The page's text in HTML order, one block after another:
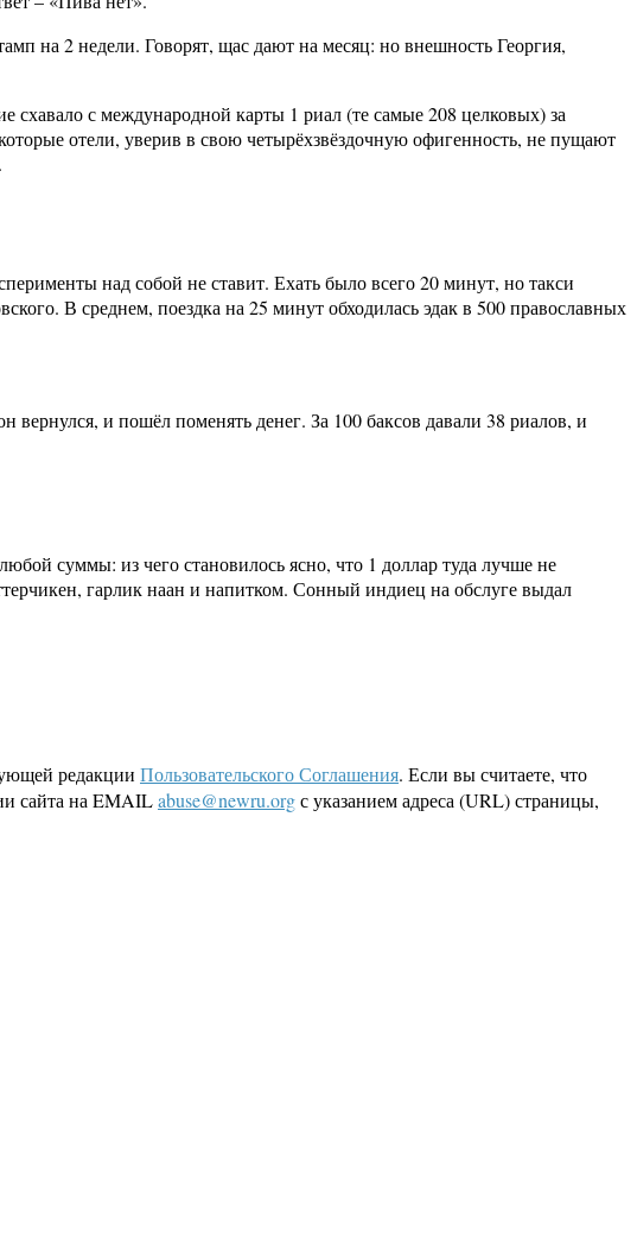
на 2 недели. Говорят, щас дают на месяц: но внешность Георгия,
с международной карты 1 риал (те самые 208 целковых) за
отели, уверив в свою четырёхзвёздочную офигенность, не пущают
над собой не ставит. Ехать было всего 20 минут, но такси
В среднем, поездка на 25 минут обходилась эдак в 500 православных
и пошёл поменять денег. За 100 баксов давали 38 риалов, и
суммы: из чего становилось ясно, что 1 доллар туда лучше не
гарлик наан и напитком. Сонный индиец на обслуге выдал
редакции Пользовательского Соглашения. Если вы считаете, что
сайта на EMAILabuse@newru.orgс указанием адреса (URL) страницы,